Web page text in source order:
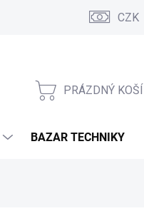
CZK
PRÁZDNÝ
BAZAR TECHNIKY